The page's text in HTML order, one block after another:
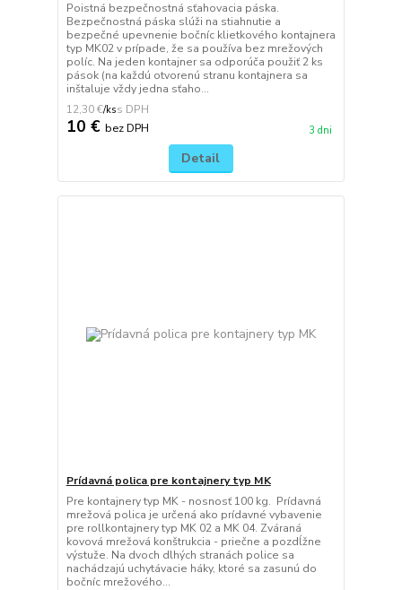
Poistná bezpečnostná sťahovacia páska.
Bezpečnostná páska slúži na stiahnutie a
bezpečné upevnenie bočníc klietkového kontajnera
typ MK02 v prípade, že sa používa bez mrežových
políc. Na jeden kontajner sa odporúča použiť 2 ks
pások (na každú otvorenú stranu kontajnera sa
inštaluje vždy jedna sťaho...
12,30 €/ks
10 € bez DPH 3 dni
Detail
Prídavná polica pre kontajnery typ MK
Pre kontajnery typ MK - nosnosť 100 kg. Prídavná
mrežová polica je určená ako prídavné vybavenie
pre rollkontajnery typ MK 02 a MK 04. Zváraná
kovová mrežová konštrukcia - priečne a pozdĺžne
výstuže. Na dvoch dlhých stranách police sa
nachádzajú uchytávacie háky, ktoré sa zasunú do
bočníc mrežového...